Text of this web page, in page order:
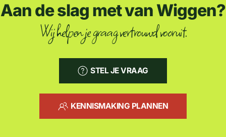
Aan de slag met van Wiggen?
Wij helpen je graag vertrouwd vooruit.
STEL JE VRAAG
KENNISMAKING PLANNEN